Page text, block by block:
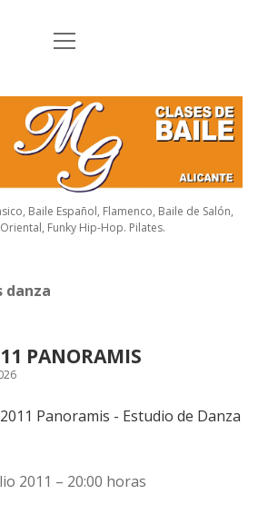
Inicio
HORARIOS
FESTIVAL
FLAMENCO
DIRECCIÃ“N
a
b
o
u
n
a
o
m
e
n
u
Baile Español, Flamenco, Baile de Salón,
Funky Hip-Hop. Pilates.
danza
PANORAMIS
2011 – 20:00 horas